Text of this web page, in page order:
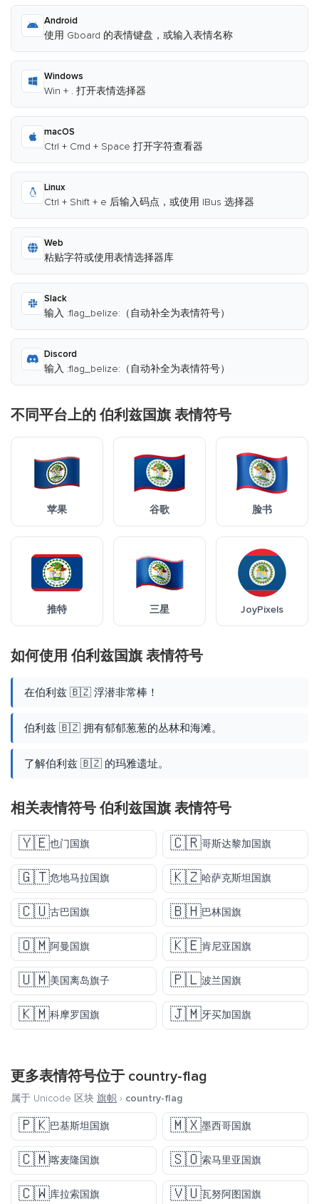
Android
使用 Gboard 的表情键盘，或输入表情名称
Windows
Win + . 打开表情选择器
macOS
Ctrl + Cmd + Space 打开字符查看器
Linux
Ctrl + Shift + e 后输入码点，或使用 IBus 选择器
Web
粘贴字符或使用表情选择器库
Slack
输入 :flag_belize:（自动补全为表情符号）
Discord
输入 :flag_belize:（自动补全为表情符号）
不同平台上的 伯利兹国旗 表情符号
苹果 谷歌 脸书
推特 三星 JoyPixels
如何使用 伯利兹国旗 表情符号
在伯利兹 🇧🇿 浮潜非常棒！
伯利兹 🇧🇿 拥有郁郁葱葱的丛林和海滩。
了解伯利兹 🇧🇿 的玛雅遗址。
相关表情符号 伯利兹国旗 表情符号
🇾🇪也门国旗 🇨🇷哥斯达黎加国旗
🇬🇹危地马拉国旗 🇰🇿哈萨克斯坦国旗
🇨🇺古巴国旗 🇧🇭巴林国旗
🇴🇲阿曼国旗 🇰🇪肯尼亚国旗
🇺🇲美国离岛旗子 🇵🇱波兰国旗
🇰🇲科摩罗国旗 🇯🇲牙买加国旗
更多表情符号位于 country-flag
属于 Unicode 区块 旗帜 › country-flag
🇵🇰巴基斯坦国旗 🇲🇽墨西哥国旗
🇨🇲喀麦隆国旗 🇸🇴索马里亚国旗
🇨🇼库拉索国旗 🇻🇺瓦努阿图国旗